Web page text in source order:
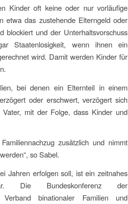
Kinder oft keine oder nur vorläufige
etwa das zustehende Elterngeld oder
blockiert und der Unterhaltsvorschuss
Staatenlosigkeit, wenn ihnen ein
wird. Damit werden Kinder für
bei denen ein Elternteil in einem
oder erschwert, verzögert sich
mit der Folge, dass Kinder und
zusätzlich und nimmt
so Sabel.
Jahren erfolgen soll, ist ein zeitnahes
Die Bundeskonferenz der
binationaler Familien und